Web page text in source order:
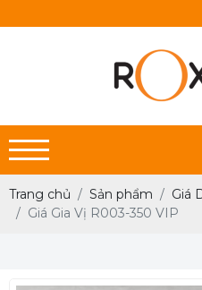
Trang chủ Sản phẩm
Giá
Giá Gia Vị R003-350 VIP